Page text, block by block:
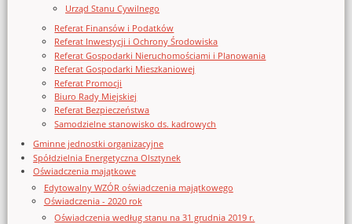
Urząd Stanu Cywilnego
Referat Finansów i Podatków
Referat Inwestycji i Ochrony Środowiska
Referat Gospodarki Nieruchomościami i Planowania
Referat Gospodarki Mieszkaniowej
Referat Promocji
Biuro Rady Miejskiej
Referat Bezpieczeństwa
Samodzielne stanowisko ds. kadrowych
Gminne jednostki organizacyjne
Spółdzielnia Energetyczna Olsztynek
Oświadczenia majątkowe
Edytowalny WZÓR oświadczenia majątkowego
Oświadczenia - 2020 rok
Oświadczenia według stanu na 31 grudnia 2019 r.